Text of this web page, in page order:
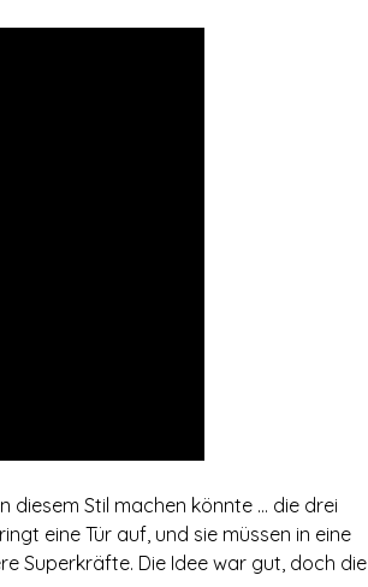
diesem Stil machen könnte … die drei
eine Tür auf, und sie müssen in eine
Superkräfte. Die Idee war gut, doch die